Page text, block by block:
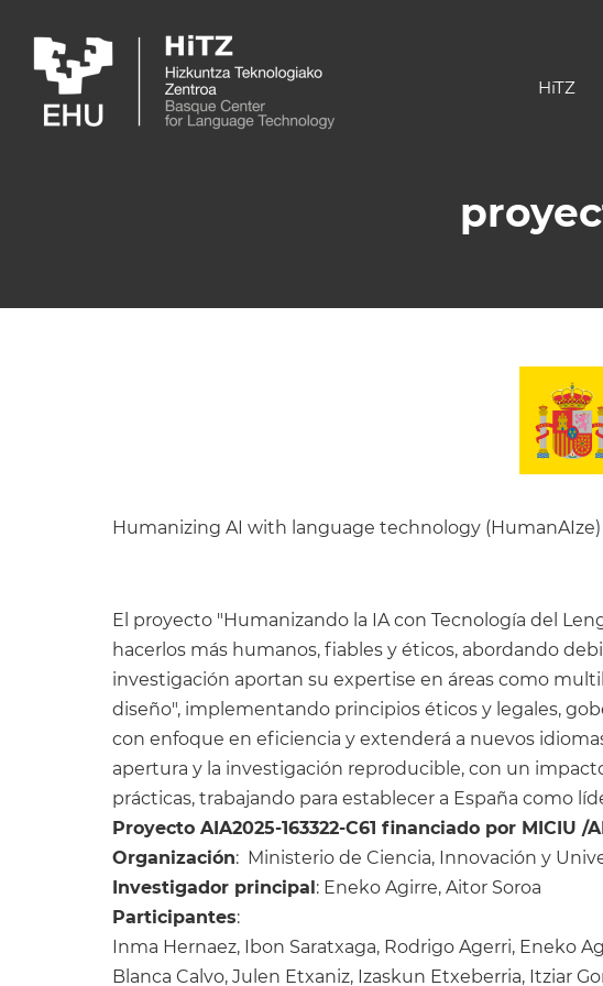
HiTZ
Humanizing AI with language technology (HumanAIze)
El proyecto "Humanizando la IA con Tecnología del
hacerlos más humanos, fiables y éticos, abordando
investigación aportan su expertise en áreas como
diseño", implementando principios éticos y legales,
con enfoque en eficiencia y extenderá a nuevos
apertura y la investigación reproducible, con un
prácticas, trabajando para establecer a España como
Proyecto AIA2025-163322-C61 financiado por MICIU /
Organización: Ministerio de Ciencia, Innovación y
Investigador principal : Eneko Agirre, Aitor Soroa
Participantes:
Inma Hernaez, Ibon Saratxaga, Rodrigo Agerri, Eneko
Blanca Calvo, Julen Etxaniz, Izaskun Etxeberria, Itziar